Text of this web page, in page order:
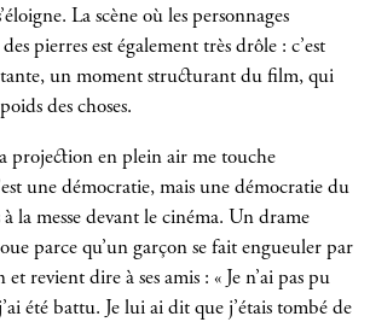
La scène où les personnages
des pierres est également très drôle : c’est
un moment structurant du film, qui
des choses.
projection en plein air me touche
une démocratie, mais une démocratie du
la messe devant le cinéma. Un drame
parce qu’un garçon se fait engueuler par
revient dire à ses amis : « Je n’ai pas pu
été battu. Je lui ai dit que j’étais tombé de